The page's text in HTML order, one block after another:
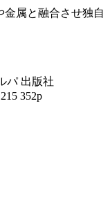
属と融合させ独自
パ 出版社
352p